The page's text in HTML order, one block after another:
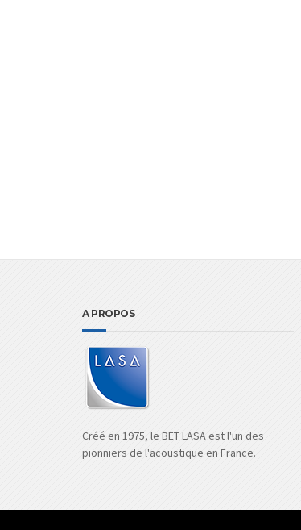
A PROPOS
Créé en 1975, le BET LASA est l'un des
pionniers de l'acoustique en France.